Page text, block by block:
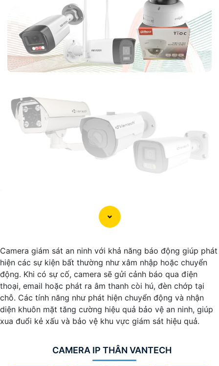
Camera giám sát an ninh với khả năng báo động giúp phát
hiện các sự kiện bất thường như xâm nhập hoặc chuyển
động. Khi có sự cố, camera sẽ gửi cảnh báo qua điện
thoại, email hoặc phát ra âm thanh còi hú, đèn chớp tại
chỗ. Các tính năng như phát hiện chuyển động và nhận
diện khuôn mặt tăng cường hiệu quả bảo vệ an ninh, giúp
xua đuổi kẻ xấu và bảo vệ khu vực giám sát hiệu quả.
CAMERA IP THÂN VANTECH